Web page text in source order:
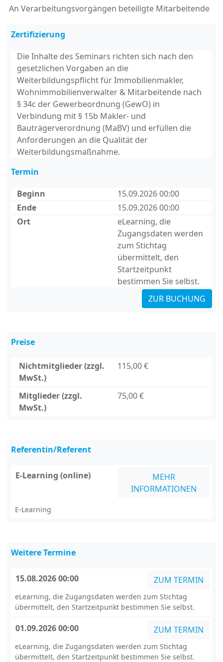
An Verarbeitungsvorgängen beteiligte Mitarbeitende
Zertifizierung
Die Inhalte des Seminars richten sich nach den
gesetzlichen Vorgaben an die
Weiterbildungspflicht für Immobilienmakler,
Wohnimmobilienverwalter & Mitarbeitende nach
§ 34c der Gewerbeordnung (GewO) in
Verbindung mit § 15b Makler- und
Bauträgerverordnung (MaBV) und erfüllen die
Anforderungen an die Qualität der
Weiterbildungsmaßnahme.
Termin
Beginn
15.09.2026 00:00
Ende
15.09.2026 00:00
Ort
eLearning, die
Zugangsdaten werden
zum Stichtag
übermittelt, den
Startzeitpunkt
bestimmen Sie selbst.
ZUR BUCHUNG
Preise
Nichtmitglieder (zzgl.
MwSt.)
115,00 €
Mitglieder (zzgl.
MwSt.)
75,00 €
Referentin/Referent
E-Learning (online)
MEHR
INFORMATIONEN
E-Learning
Weitere Termine
15.08.2026 00:00 ZUM TERMIN
eLearning, die Zugangsdaten werden zum Stichtag
übermittelt, den Startzeitpunkt bestimmen Sie selbst.
01.09.2026 00:00 ZUM TERMIN
eLearning, die Zugangsdaten werden zum Stichtag
übermittelt, den Startzeitpunkt bestimmen Sie selbst.